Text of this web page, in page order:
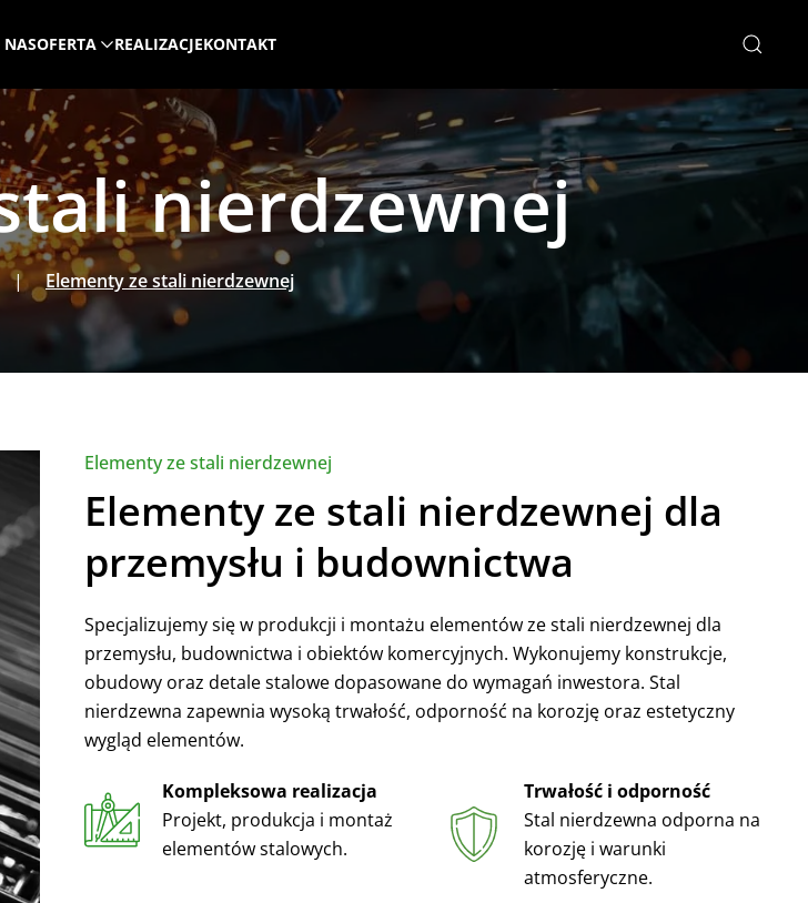
NASOFERTA REALIZACJEKONTAKT
nierdzewnej
Elementy ze stali nierdzewnej
Elementy ze stali nierdzewnej
Elementy ze stali nierdzewnej dla
przemysłu i budownictwa
Specjalizujemy się w produkcji i montażu elementów ze stali nierdzewnej dla
przemysłu, budownictwa i obiektów komercyjnych. Wykonujemy konstrukcje,
obudowy oraz detale stalowe dopasowane do wymagań inwestora. Stal
nierdzewna zapewnia wysoką trwałość, odporność na korozję oraz estetyczny
wygląd elementów.
Kompleksowa realizacja
Projekt, produkcja i montaż
elementów stalowych.
Trwałość i odporność
Stal nierdzewna odporna na
korozję i warunki
atmosferyczne.